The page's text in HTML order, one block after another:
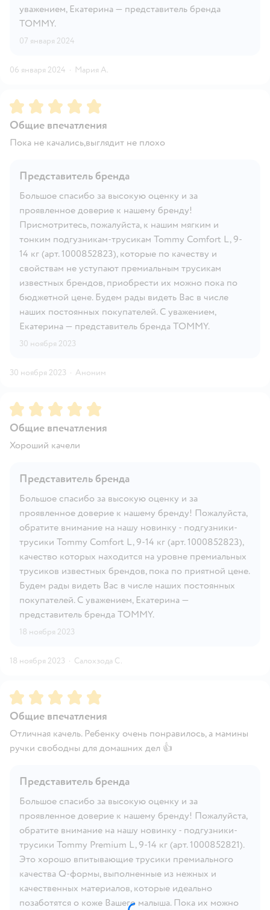
уважением, Екатерина — представитель бренда
TOMMY.
07 января 2024
06 января 2024 · Мария А.
Рейтинг:5
Общие впечатления
Пока не качались,выглядит не плохо
Представитель бренда
Большое спасибо за высокую оценку и за
проявленное доверие к нашему бренду!
Присмотритесь, пожалуйста, к нашим мягким и
тонким подгузникам-трусикам Tommy Comfort L, 9-
14 кг (арт. 1000852823), которые по качеству и
свойствам не уступают премиальным трусикам
известных брендов, приобрести их можно пока по
бюджетной цене. Будем рады видеть Вас в числе
наших постоянных покупателей. С уважением,
Екатерина — представитель бренда TOMMY.
30 ноября 2023
30 ноября 2023 · Аноним
Рейтинг:5
Общие впечатления
Хороший качели
Представитель бренда
Большое спасибо за высокую оценку и за
проявленное доверие к нашему бренду! Пожалуйста,
обратите внимание на нашу новинку - подгузники-
трусики Tommy Comfort L, 9-14 кг (арт. 1000852823),
качество которых находится на уровне премиальных
трусиков известных брендов, пока по приятной цене.
Будем рады видеть Вас в числе наших постоянных
покупателей. С уважением, Екатерина —
представитель бренда TOMMY.
18 ноября 2023
18 ноября 2023 · Салохзода С.
Рейтинг:5
Общие впечатления
Отличная качель. Ребенку очень понравилось, а мамины
ручки свободны для домашних дел 👍
Представитель бренда
Большое спасибо за высокую оценку и за
проявленное доверие к нашему бренду! Пожалуйста,
обратите внимание на нашу новинку - подгузники-
трусики Tommy Premium L, 9-14 кг (арт. 1000852821).
Это хорошо впитывающие трусики премиального
качества Q-формы, выполненные из нежных и
качественных материалов, которые идеально
позаботятся о коже Вашего малыша. Пока их можно